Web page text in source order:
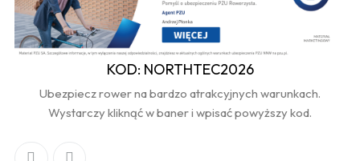
KOD: NORTHTEC2026
Ubezpiecz rower na bardzo atrakcyjnych warunkach.
Wystarczy kliknąć w baner i wpisać powyższy kod.